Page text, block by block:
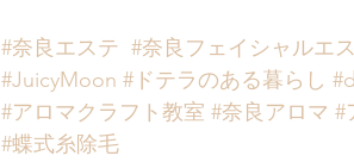
#奈良エステ #奈良フェイシャルエ
#JuicyMoon #ドテラのある暮らし
#アロマクラフト教室 #奈良アロマ #
#蝶式糸除毛